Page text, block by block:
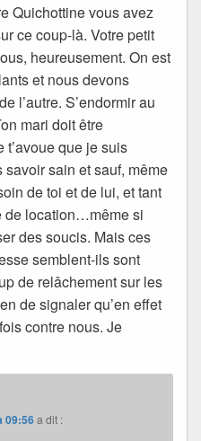
Quichottine vous avez
ce coup-là. Votre petit
heureusement. On est
et nous devons
l’autre. S’endormir au
mari doit être
t’avoue que je suis
savoir sain et sauf, même
de toi et de lui, et tant
de location…même si
des soucis. Mais ces
semblent-ils sont
de relâchement sur les
de signaler qu’en effet
contre nous. Je
09:56a dit :